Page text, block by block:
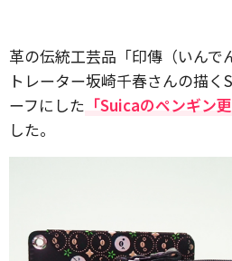
革の伝統工芸品「印傳（いんで
トレーター坂崎千春さんの描
ーフにした 「Suicaのペンギン
した。